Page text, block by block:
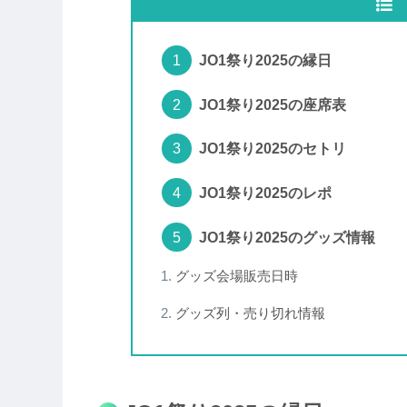
JO1祭り2025の縁日
JO1祭り2025の座席表
JO1祭り2025のセトリ
JO1祭り2025のレポ
JO1祭り2025のグッズ情報
グッズ会場販売日時
グッズ列・売り切れ情報